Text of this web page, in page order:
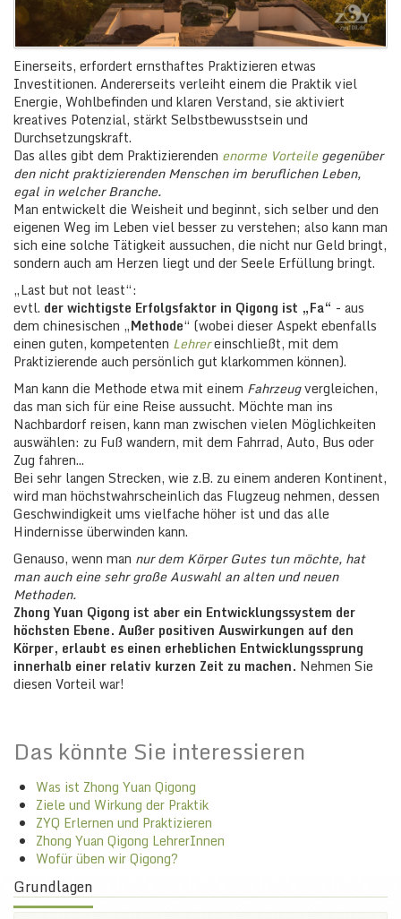
Einerseits, erfordert ernsthaftes Praktizieren etwas
Investitionen. Andererseits verleiht einem die Praktik viel
Energie, Wohlbefinden und klaren Verstand, sie aktiviert
kreatives Potenzial, stärkt Selbstbewusstsein und
Durchsetzungskraft.
Das alles gibt dem Praktizierenden enorme Vorteilegegenüber
den nicht praktizierenden Menschen im beruflichen Leben,
egal in welcher Branche.
Man entwickelt die Weisheit und beginnt, sich selber und den
eigenen Weg im Leben viel besser zu verstehen; also kann man
sich eine solche Tätigkeit aussuchen, die nicht nur Geld bringt,
sondern auch am Herzen liegt und der Seele Erfüllung bringt.
„Last but not least“:
evtl. der wichtigste Erfolgsfaktor in Qigong ist „Fa“ - aus
dem chinesischen „Methode“ (wobei dieser Aspekt ebenfalls
einen guten, kompetenten Lehrereinschließt, mit dem
Praktizierende auch persönlich gut klarkommen können).
Man kann die Methode etwa mit einem Fahrzeugvergleichen,
das man sich für eine Reise aussucht. Möchte man ins
Nachbardorf reisen, kann man zwischen vielen Möglichkeiten
auswählen: zu Fuß wandern, mit dem Fahrrad, Auto, Bus oder
Zug fahren...
Bei sehr langen Strecken, wie z.B. zu einem anderen Kontinent,
wird man höchstwahrscheinlich das Flugzeug nehmen, dessen
Geschwindigkeit ums vielfache höher ist und das alle
Hindernisse überwinden kann.
Genauso, wenn man nur dem Körper Gutes tun möchte, hat
man auch eine sehr große Auswahl an alten und neuen
Methoden.
Zhong Yuan Qigong ist aber ein Entwicklungssystem der
höchsten Ebene. Außer positiven Auswirkungen auf den
Körper, erlaubt es einen erheblichen Entwicklungssprung
innerhalb einer relativ kurzen Zeit zu machen. Nehmen Sie
diesen Vorteil war!
Das könnte Sie interessieren
Was ist Zhong Yuan Qigong
Ziele und Wirkung der Praktik
ZYQ Erlernen und Praktizieren
Zhong Yuan Qigong LehrerInnen
Wofür üben wir Qigong?
Grundlagen